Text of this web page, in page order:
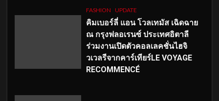
FASHION UPDATE
คิมเบอร์ลี่ แอน โวลเทมัส เฉิดฉาย
ณ กรุงฟลอเรนซ์ ประเทศอิตาลี
ร่วมงานเปิดตัวคอลเลคชั่นไฮจิ
วเวลรีจากคาร์เทียร์LE VOYAGE
RECOMMENCÉ